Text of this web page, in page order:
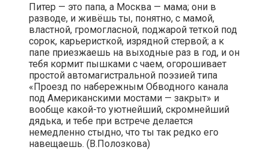
Питер — это папа, а Москва — мама; они в
разводе, и живёшь ты, понятно, с мамой,
властной, громогласной, поджарой теткой под
сорок, карьеристкой, изрядной стервой; а к
папе приезжаешь на выходные раз в год, и он
тебя кормит пышками с чаем, огорошивает
простой автомагистральной поэзией типа
«Проезд по набережным Обводного канала
под Американскими мостами — закрыт» и
вообще какой-то уютнейший, скромнейший
дядька, и тебе при встрече делается
немедленно стыдно, что ты так редко его
навещаешь. (В.Полозкова)